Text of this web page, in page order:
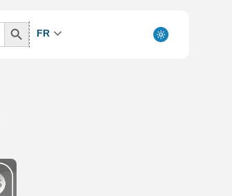
Search
Button
FR